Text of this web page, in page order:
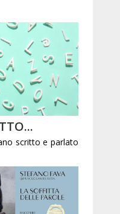
scritto e parlato